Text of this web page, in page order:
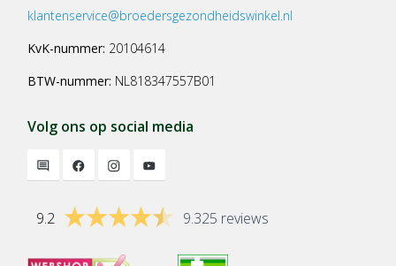
klantenservice@broedersgezondheidswinkel.nl
KvK-nummer: 20104614
BTW-nummer: NL818347557B01
Volg ons op social media
9.2 9.325 reviews